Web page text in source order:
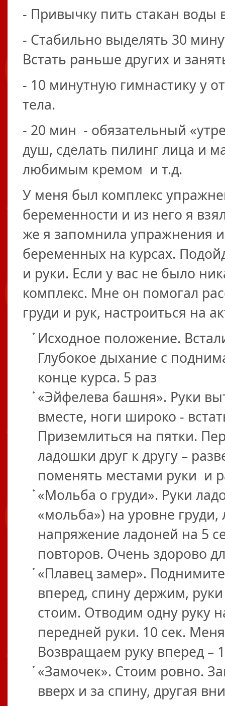
- Привычку пить стакан воды
- Стабильно выделять 30
Встать раньше других и
- 10 минутную гимнастику у
тела.
- 20 мин - обязательный
душ, сделать пилинг лица и
любимым кремом и т.д.
У меня был комплекс
беременности и из него я
же я запомнила упражнения
беременных на курсах.
и руки. Если у вас не было
комплекс. Мне он помогал
груди и рук, настроиться на
Исходное положение.
Глубокое дыхание с
конце курса. 5 раз
«Эйфелева башня». Руки
вместе, ноги широко -
Приземлиться на пятки.
ладошки друг к другу –
поменять местами руки и
«Мольба о груди». Руки
«мольба») на уровне
напряжение ладоней на 5
повторов. Очень здорово
«Плавец замер».
вперед, спину держим,
стоим. Отводим одну руку
передней руки. 10 сек.
Возвращаем руку вперед –
«Замочек». Стоим ровно.
вверх и за спину, другая